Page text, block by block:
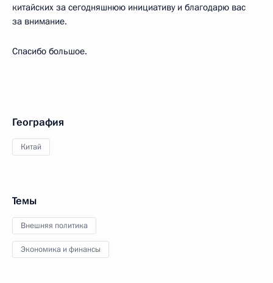
китайских за сегодняшнюю инициативу и благодарю вас
за внимание.
Спасибо большое.
География
Китай
Темы
Внешняя политика
Экономика и финансы